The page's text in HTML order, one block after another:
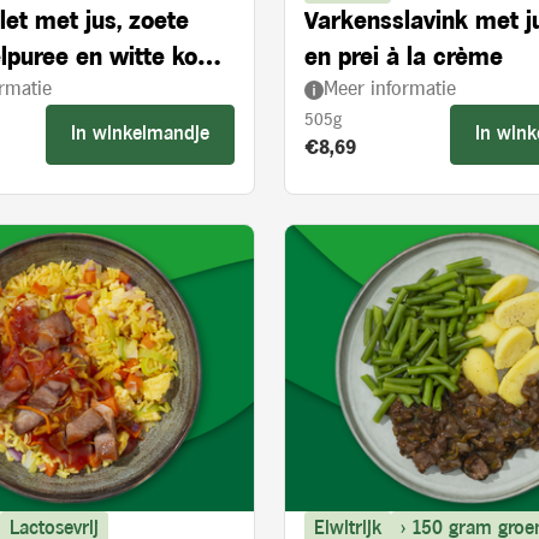
met jus, zoete
en witte kool
en appelstukjes
In winkelmandje
Varkensslavink met
en prei à la crème
Meer informatie
505g
Product prijs:
€8,69
In
Lactosevrij Eiwitrijk > 150 gram